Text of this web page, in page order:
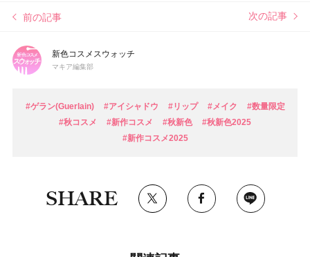
前の記事 次の記事
新色コスメスウォッチ
マキア編集部
#ゲラン(Guerlain) #アイシャドウ #リップ #メイク
#数量限定
#秋コスメ
#新作コスメ #秋新色
#秋新色2025
#新作コスメ2025
SHARE